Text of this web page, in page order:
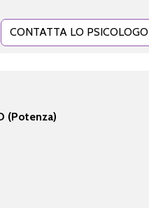
CONTATTA LO PSICOLOGO
(Potenza)